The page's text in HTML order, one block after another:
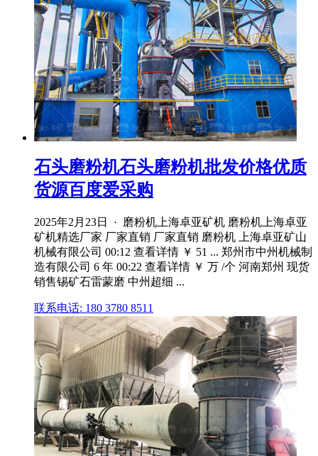
石头磨粉机石头磨粉机批发价格优质
货源百度爱采购
2025年2月23日 · 磨粉机上海卓亚矿机 磨粉机上海卓亚
矿机精选厂家 厂家直销 厂家直销 磨粉机 上海卓亚矿山
机械有限公司 00:12 查看详情 ￥ 51 ... 郑州市中州机械制
造有限公司 6 年 00:22 查看详情 ￥ 万 /个 河南郑州 现货
销售锡矿石雷蒙磨 中州超细 ...
联系电话: 180 3780 8511